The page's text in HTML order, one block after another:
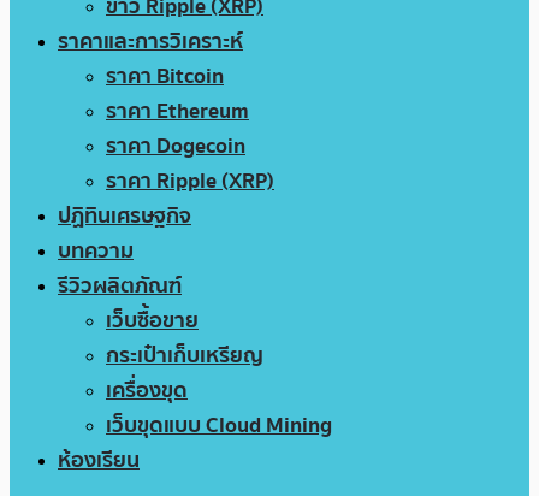
ราคาและการวิเคราะห์
ราคา Bitcoin
ราคา Ethereum
ราคา Dogecoin
ราคา Ripple (XRP)
ปฏิทินเศรษฐกิจ
บทความ
รีวิวผลิตภัณฑ์
เว็บซื้อขาย
กระเป๋าเก็บเหรียญ
เครื่องขุด
เว็บขุดแบบ Cloud Mining
ห้องเรียน